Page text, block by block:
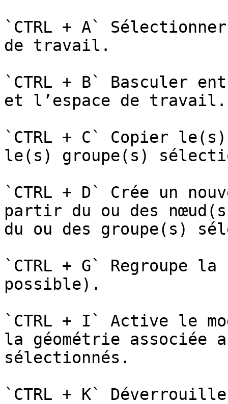
`CTRL + A`
de travail.
`CTRL + B` Basculer
et l’espace de travail.
`CTRL + C` Copier
le(s) groupe(s)
`CTRL + D` Crée un
partir du ou des
du ou des groupe(s)
`CTRL + G` Regroupe
possible).
`CTRL + I` Active le
la géométrie associée
sélectionnés.
`CTRL + K`